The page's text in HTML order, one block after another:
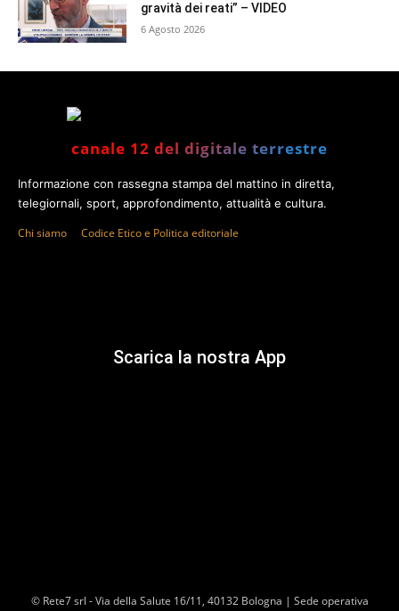
gravità dei reati” – VIDEO
6 Agosto 2026
canale 12 del digitale terrestre
Informazione con rassegna stampa del mattino in diretta,
telegiornali, sport, approfondimento, attualità e cultura.
Chi siamo Codice Etico e Politica editoriale
Scarica la nostra App
© Rete7 srl - Via della Salute 16/11, 40132 Bologna | Sede operativa